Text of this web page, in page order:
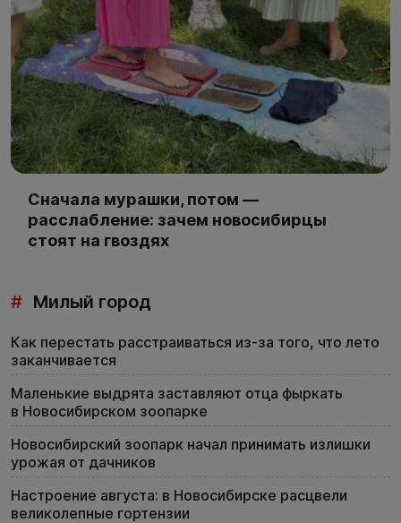
Сначала мурашки, потом —
расслабление: зачем новосибирцы
стоят на гвоздях
# Милый город
Как перестать расстраиваться из-за того, что лето
заканчивается
Маленькие выдрята заставляют отца фыркать
в Новосибирском зоопарке
Новосибирский зоопарк начал принимать излишки
урожая от дачников
Настроение августа: в Новосибирске расцвели
великолепные гортензии